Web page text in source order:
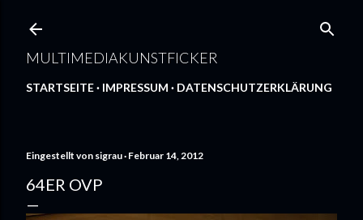
MULTIMEDIAKUNSTFICKER
STARTSEITE IMPRESSUM DATENSCHUTZERKLÄRUNG
Eingestellt von sigrau Februar 14, 2012
64ER OVP